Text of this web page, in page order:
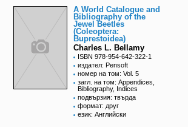
A World Catalogue and
Bibliography of the
Jewel Beetles
(Coleoptera:
Buprestoidea)
Charles L. Bellamy
ISBN 978-954-642-322-1
издател: Pensoft
номер на том: Vol. 5
загл. на том: Appendices,
Bibliography, Indices
подвързия: твърда
формат: друг
език: Английски